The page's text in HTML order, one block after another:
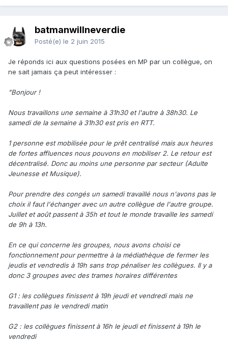
batmanwillneverdie
Posté(e) le 2 juin 2015
Je réponds ici aux questions posées en MP par un collègue, on
ne sait jamais ça peut intéresser :
"Bonjour !
Nous travaillons une semaine à 31h30 et l'autre à 38h30. Le
samedi de la semaine à 31h30 est pris en RTT.
1 personne est mobilisée pour le prêt centralisé mais aux heures
de fortes affluences nous pouvons en mobiliser 2. Le retour est
décentralisé. Donc au moins une personne par secteur (Adulte
Jeunesse et Musique).
Pour prendre des congés un samedi travaillé nous n'avons pas le
choix il faut l'échanger avec un autre collègue de l'autre groupe.
Juillet et août passent à 35h et tout le monde travaille les samedi
de 9h à 13h.
En ce qui concerne les groupes, nous avons choisi ce
fonctionnement pour permettre à la médiathèque de fermer les
jeudis et vendredis à 19h sans trop pénaliser les collègues. Il y a
donc 3 groupes avec des trames horaires différentes
G1 : les collègues finissent à 19h jeudi et vendredi mais ne
travaillent pas le vendredi matin
G2 : les collègues finissent à 16h le jeudi et finissent à 19h le
vendredi